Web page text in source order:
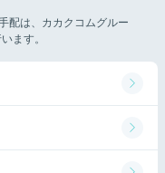
配は、カカクコムグルー
ます。